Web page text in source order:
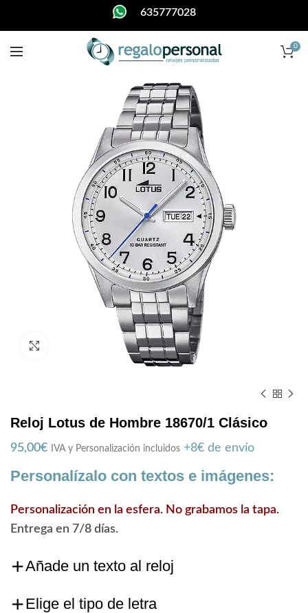
635777028
0
Reloj Lotus de Hombre 18670/1 Clásico
95,00€ IVA y Personalización incluidos +8€ de envío
Personalízalo con textos e imágenes:
Personalización en la esfera. No grabamos la tapa.
Entrega en 7/8 días.
Añade un texto al reloj
Elige el tipo de letra